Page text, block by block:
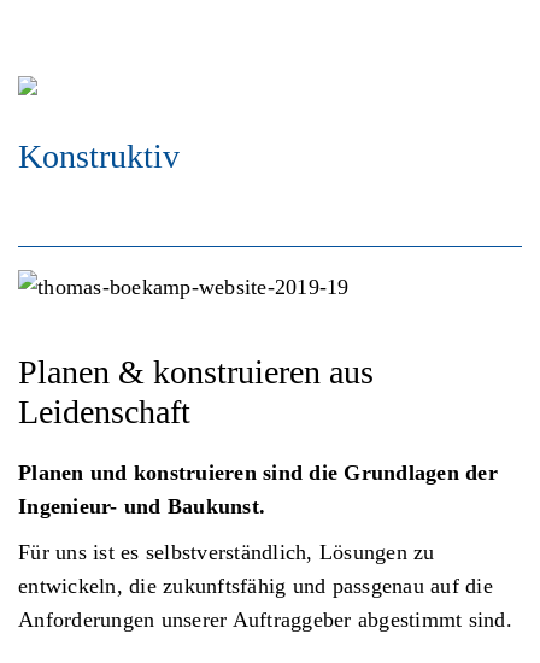
Konstruktiv
Planen & konstruieren aus
Leidenschaft
Planen und konstruieren sind die Grundlagen der
Ingenieur- und Baukunst.
Für uns ist es selbstverständlich, Lösungen zu
entwickeln, die zukunftsfähig und passgenau auf die
Anforderungen unserer Auftraggeber abgestimmt sind.